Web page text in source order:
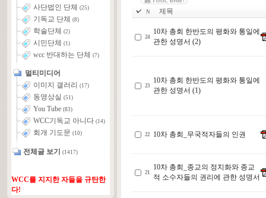
사단법인 단체
(25)
기독교 단체 (8)
학술단체 (2)
시민단체 (1)
wcc 반대하는 단체 (7)
멀티미디어
이미지 갤러리
(17)
동영상실 (51)
You Tube (83)
WCC기독교 아니다 (14)
회개 기도문 (10)
전체글 보기 (1417)
WCC를 지지한 자들을 규탄한
다!
N 제목
24
10차 총회 한반도의 평화와 통일에
관한 성명서 (2)
23
10차 총회 한반도의 평화와 통일에
관한 성명서 (1)
22 10차 총회_무국적자들의 인권
21
10차 총회_종교의 정치화와 종교
적 소수자들의 권리에 관한 성명서